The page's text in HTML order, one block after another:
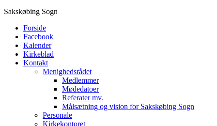
Sakskøbing Sogn
Forside
Facebook
Kalender
Kirkeblad
Kontakt
Menighedsrådet
Medlemmer
Mødedatoer
Referater mv.
Målsætning og vision for Sakskøbing Sogn
Personale
Kirkekontoret